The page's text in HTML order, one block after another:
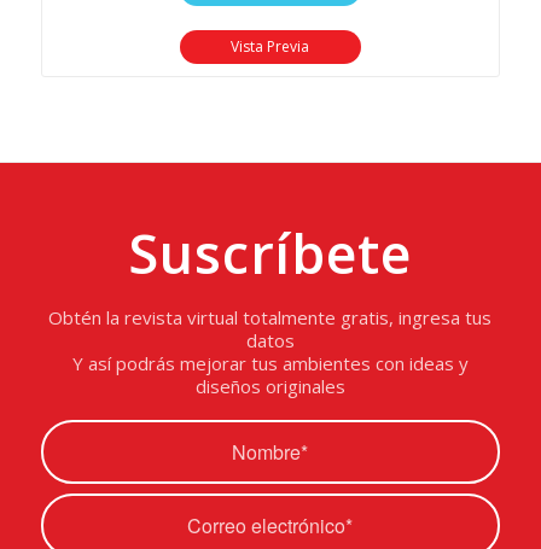
Vista Previa
Suscríbete
Obtén la revista virtual totalmente gratis, ingresa tus
datos
Y así podrás mejorar tus ambientes con ideas y
diseños originales